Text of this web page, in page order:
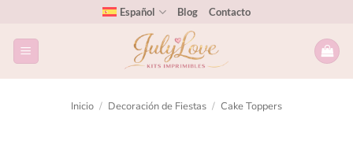
Español Blog Contacto
Inicio / Decoración de Fiestas / Cake Toppers